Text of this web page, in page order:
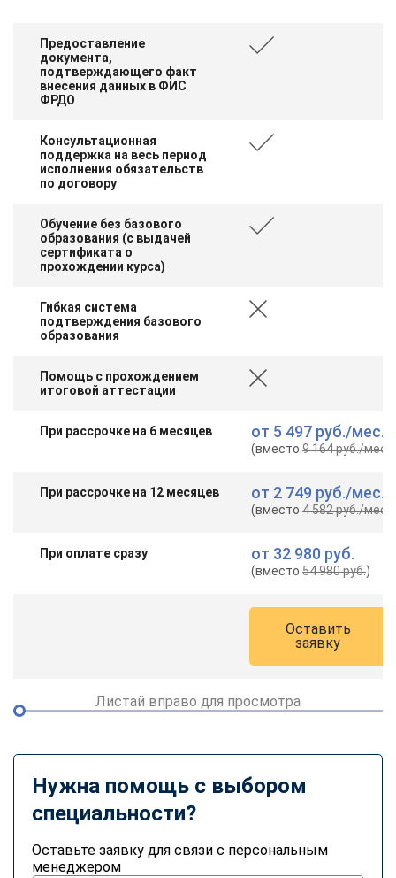
Предоставление
документа,
подтверждающего факт
внесения данных в ФИС
ФРДО
Консультационная
поддержка на весь период
исполнения обязательств
по договору
Обучение без базового
образования (с выдачей
сертификата о
прохождении курса)
Гибкая система
подтверждения базового
образования
Помощь с прохождением
итоговой аттестации
При рассрочке на 6 месяцев от 5 497 руб./мес.
(вместо9 164 руб./мес.
При рассрочке на 12 месяцев от 2 749 руб./мес.
(вместо4 582 руб./мес.
При оплате сразу от 32 980 руб.
(вместо54 980 руб.)
Оставить
заявку
Листай вправо для просмотра
Нужна помощь с выбором
специальности?
Оставьте заявку для связи с персональным
менеджером